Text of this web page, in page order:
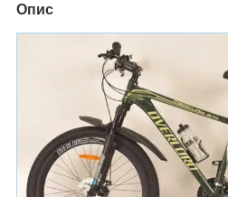
Опис